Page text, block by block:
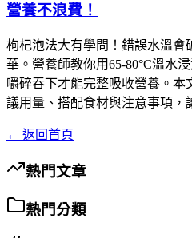
營養不浪費！
枸杞泡法大有學問！錯誤水溫會
華。營養師教你用65-80°C溫水
嚼碎吞下才能完整吸收營養。
議用量、搭配食材與注意事項，
← 返回首頁
熱門文章
熱門分類